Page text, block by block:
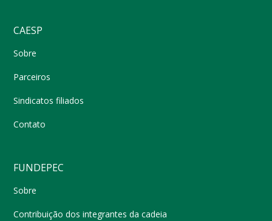
CAESP
Sobre
Parceiros
Sindicatos filiados
Contato
FUNDEPEC
Sobre
Contribuição dos integrantes da cadeia